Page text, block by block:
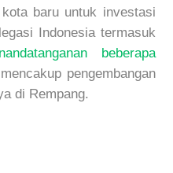
baru untuk investasi
Indonesia termasuk
beberapa
pengembangan
di Rempang.